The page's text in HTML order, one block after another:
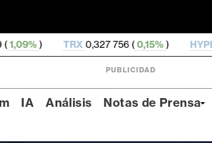
0,327 756 ( 0,15% ) HYPE56,09 (0,14%)
PUBLICIDAD
IA Análisis Notas de Prensa